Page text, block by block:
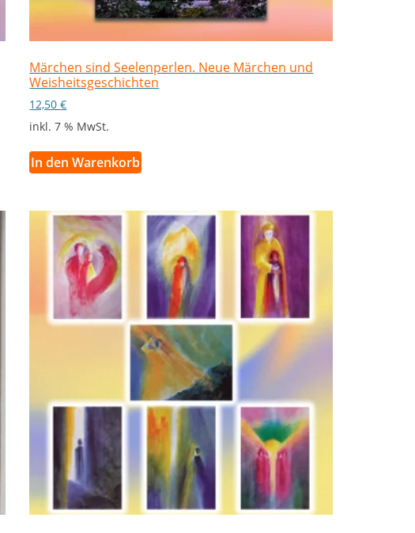
Märchen sind Seelenperlen. Neue Märchen und
Weisheitsgeschichten
12,50€
inkl. 7 % MwSt.
In den Warenkorb